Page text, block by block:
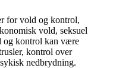
for vold og kontrol,
vold, seksuel
og kontrol kan være
kontrol over
nedbrydning.